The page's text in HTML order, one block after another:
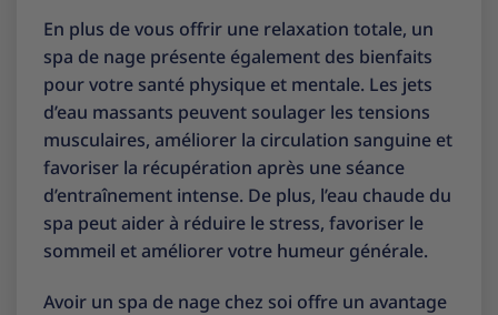
En plus de vous offrir une relaxation totale, un
spa de nage présente également des bienfaits
pour votre santé physique et mentale. Les jets
d’eau massants peuvent soulager les tensions
musculaires, améliorer la circulation sanguine et
favoriser la récupération après une séance
d’entraînement intense. De plus, l’eau chaude du
spa peut aider à réduire le stress, favoriser le
sommeil et améliorer votre humeur générale.
Avoir un spa de nage chez soi offre un avantage